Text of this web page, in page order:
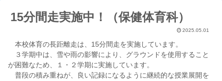
15分間走実施中！（保健体育科）
2025.05.01
本校体育の長距離走は、15分間走を実施しています。
３学期中は、雪や雨の影響により、グラウンドを使用すること
が困難なため、１・２学期に実施しています。
普段の積み重ねが、良い記録になるように継続的な授業展開を